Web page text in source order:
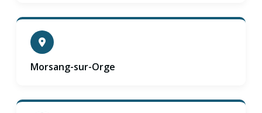
Morsang-sur-Orge